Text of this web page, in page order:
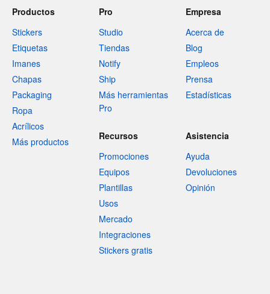
Productos
Stickers
Etiquetas
Imanes
Chapas
Packaging
Ropa
Acrílicos
Más productos
Pro
Studio
Tiendas
Notify
Ship
Más herramientas
Pro
Empresa
Acerca de
Blog
Empleos
Prensa
Estadísticas
Recursos
Promociones
Equipos
Plantillas
Usos
Mercado
Integraciones
Stickers gratis
Asistencia
Ayuda
Devoluciones
Opinión